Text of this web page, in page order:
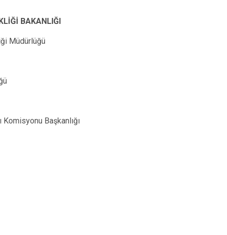
BAKANLIĞI
Müdürlüğü
Komisyonu Başkanlığı